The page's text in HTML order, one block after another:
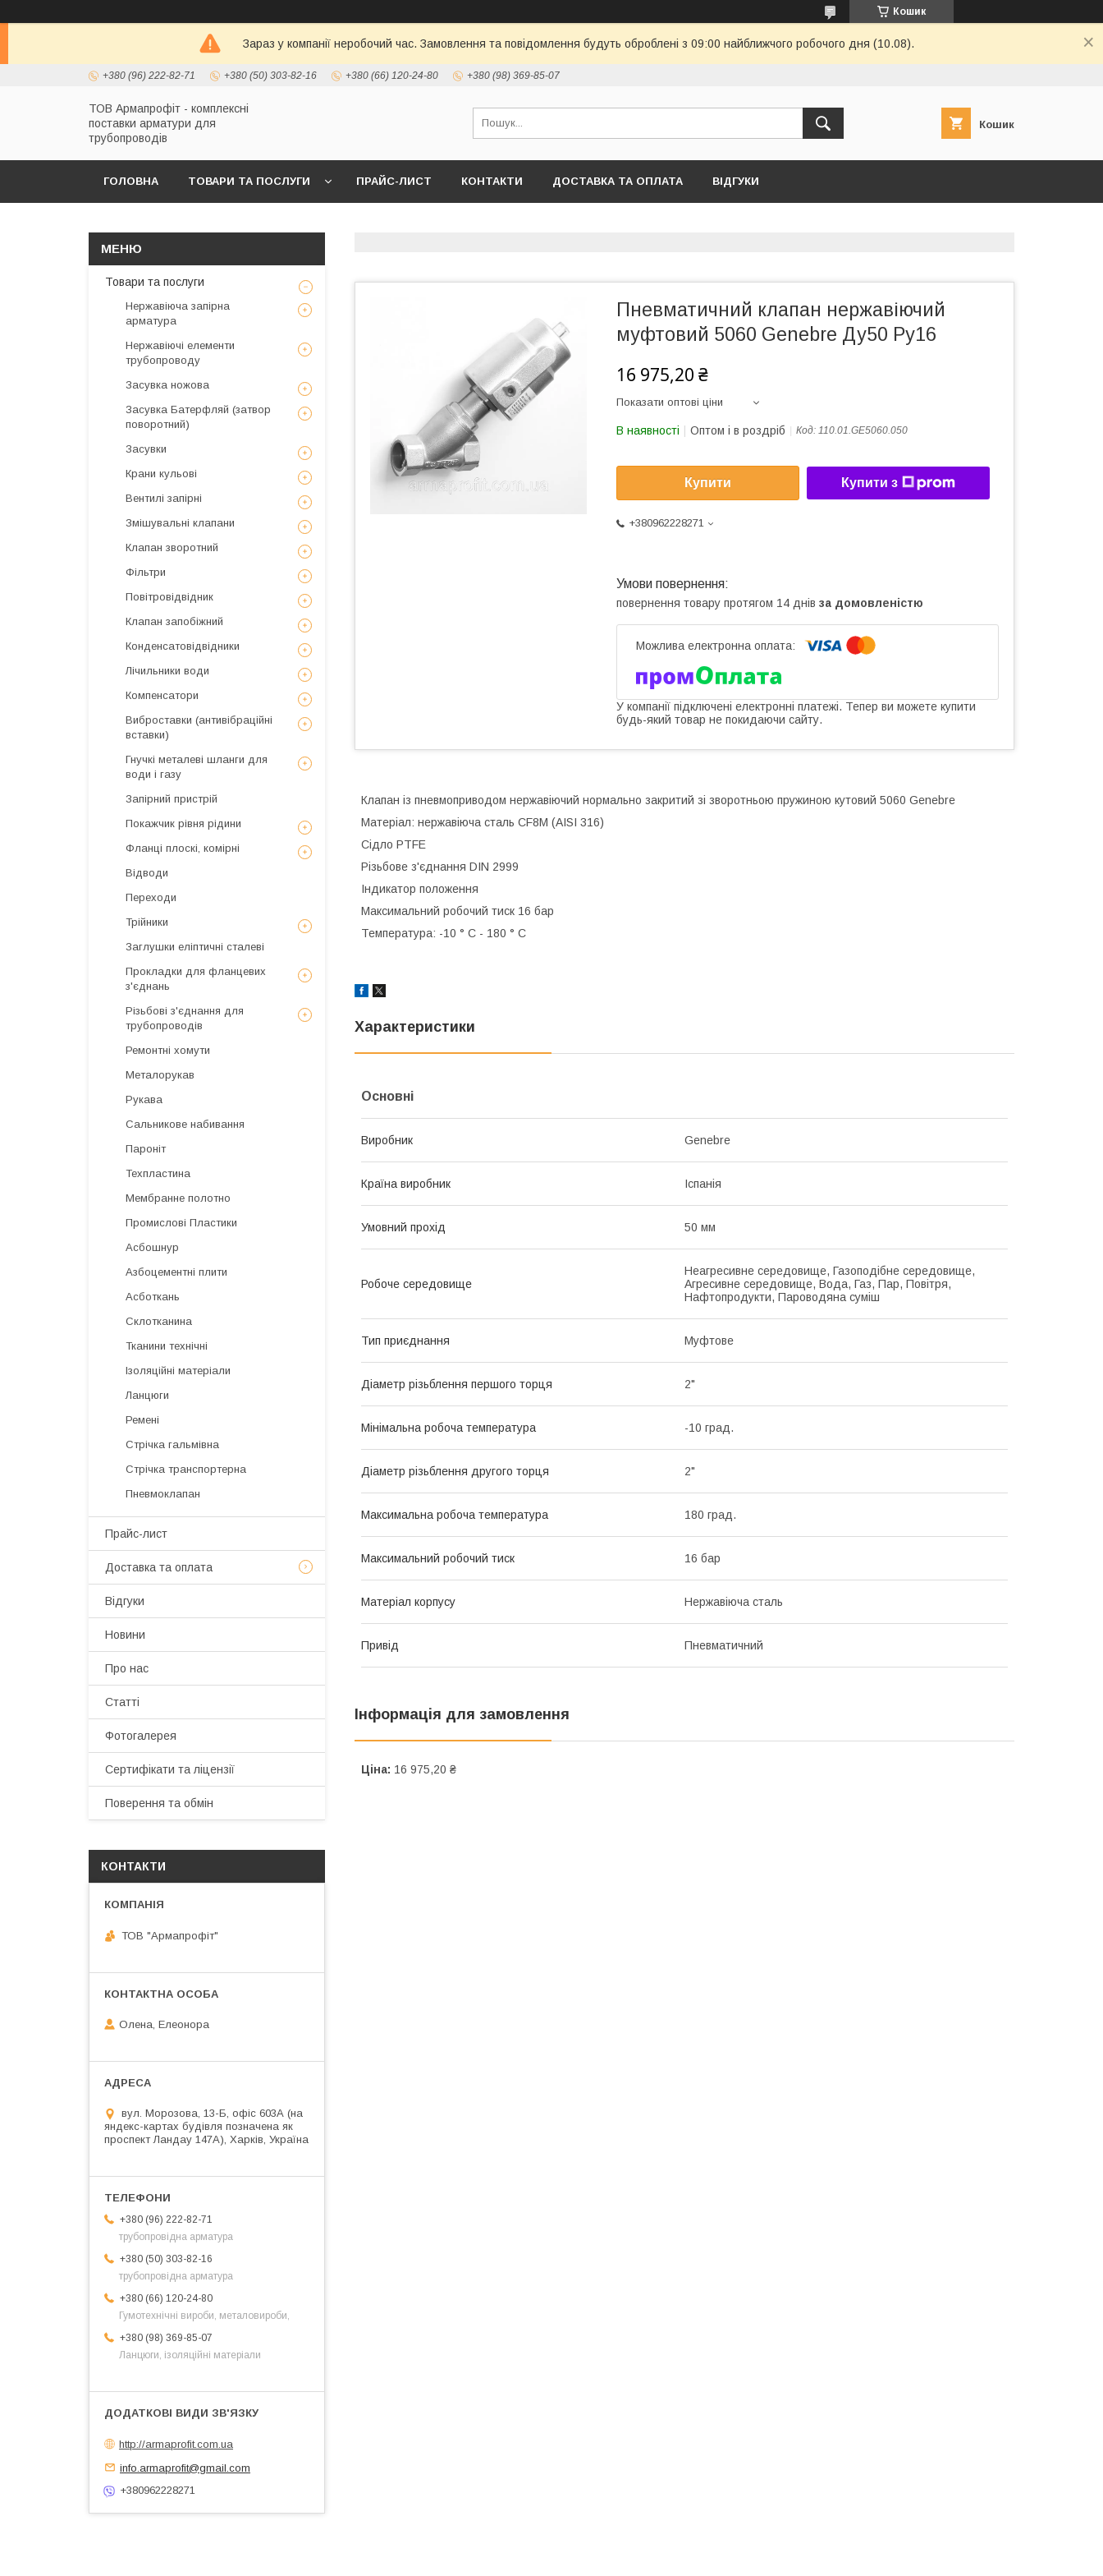
Кошик
Зараз у компанії неробочий час. Замовлення та повідомлення будуть оброблені з 09:00 найближчого робочого дня (10.08).
+380 (96) 222-82-71 +380 (50) 303-82-16 +380 (66) 120-24-80 +380 (98) 369-85-07
ТОВ Армапрофіт - комплексні
поставки арматури для
трубопроводів
Кошик
ГОЛОВНА ТОВАРИ ТА ПОСЛУГИ ПРАЙС-ЛИСТ КОНТАКТИ ДОСТАВКА ТА ОПЛАТА ВІДГУКИ
Пневматичний клапан нержавіючий
муфтовий 5060 Genebre Ду50 Ру16
16 975,20 ₴
Показати оптові ціни
В наявності Оптом і в роздріб Код: 110.01.GE5060.050
Купити Купити з
+380962228271
повернення товару протягом 14 днів за домовленістю
У компанії підключені електронні платежі. Тепер ви можете купити
будь-який товар не покидаючи сайту.
Клапан із пневмоприводом нержавіючий нормально закритий зі зворотньою пружиною кутовий 5060 Genebre
Матеріал: нержавіюча сталь CF8M (AISI 316)
Сідло PTFE
Різьбове з'єднання DIN 2999
Індикатор положення
Максимальний робочий тиск 16 бар
Температура: -10 ° С - 180 ° С
Характеристики
Основні
Виробник Genebre
Країна виробник Іспанія
Умовний прохід 50 мм
Робоче середовище
Неагресивне середовище, Газоподібне середовище,
Агресивне середовище, Вода, Газ, Пар, Повітря,
Нафтопродукти, Пароводяна суміш
Тип приєднання Муфтове
Діаметр різьблення першого торця 2"
Мінімальна робоча температура -10 град.
Діаметр різьблення другого торця 2"
Максимальна робоча температура 180 град.
Максимальний робочий тиск 16 бар
Матеріал корпусу Нержавіюча сталь
Привід Пневматичний
Інформація для замовлення
Ціна: 16 975,20 ₴
Товари та послуги
Нержавіюча запірна
арматура
Нержавіючі елементи
трубопроводу
Засувка ножова
Засувка Батерфляй (затвор
поворотний)
Засувки
Крани кульові
Вентилі запірні
Змішувальні клапани
Клапан зворотний
Фільтри
Повітровідвідник
Клапан запобіжний
Конденсатовідвідники
Лічильники води
Компенсатори
Виброставки (антивібраційні
вставки)
Гнучкі металеві шланги для
води і газу
Запірний пристрій
Покажчик рівня рідини
Фланці плоскі, комірні
Відводи
Переходи
Трійники
Заглушки еліптичні сталеві
Прокладки для фланцевих
з'єднань
Різьбові з'єднання для
трубопроводів
Ремонтні хомути
Металорукав
Рукава
Сальникове набивання
Пароніт
Техпластина
Мембранне полотно
Промислові Пластики
Асбошнур
Азбоцементні плити
Асботкань
Склотканина
Тканини технічні
Ізоляційні матеріали
Ланцюги
Ремені
Стрічка гальмівна
Стрічка транспортерна
Пневмоклапан
Прайс-лист
Доставка та оплата
Відгуки
Новини
Про нас
Статті
Фотогалерея
Сертифікати та ліцензії
Поверення та обмін
КОНТАКТИ
ТОВ "Армапрофіт"
Олена, Елеонора
вул. Морозова, 13-Б, офіс 603А (на
яндекс-картах будівля позначена як
проспект Ландау 147А), Харків, Україна
+380 (96) 222-82-71
трубопровідна арматура
+380 (50) 303-82-16
трубопровідна арматура
+380 (66) 120-24-80
Гумотехнічні вироби, металовироби,
+380 (98) 369-85-07
Ланцюги, ізоляційні матеріали
http://armaprofit.com.ua
info.armaprofit@gmail.com
+380962228271